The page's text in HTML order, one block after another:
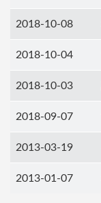
2018-10-08
2018-10-04
2018-10-03
2018-09-07
2013-03-19
2013-01-07